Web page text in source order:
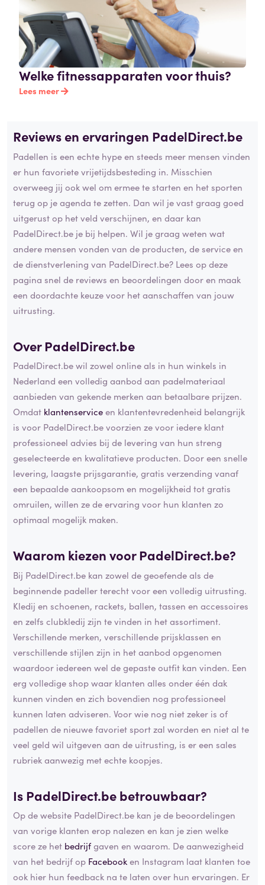
Welke fitnessapparaten voor thuis?
Lees meer
Reviews en ervaringen PadelDirect.be
Padellen is een echte hype en steeds meer mensen vinden
er hun favoriete vrijetijdsbesteding in. Misschien
overweeg jij ook wel om ermee te starten en het sporten
terug op je agenda te zetten. Dan wil je vast graag goed
uitgerust op het veld verschijnen, en daar kan
PadelDirect.be je bij helpen. Wil je graag weten wat
andere mensen vonden van de producten, de service en
de dienstverlening van PadelDirect.be? Lees op deze
pagina snel de reviews en beoordelingen door en maak
een doordachte keuze voor het aanschaffen van jouw
uitrusting.
Over PadelDirect.be
PadelDirect.be wil zowel online als in hun winkels in
Nederland een volledig aanbod aan padelmateriaal
aanbieden van gekende merken aan betaalbare prijzen.
Omdat klantenserviceen klantentevredenheid belangrijk
is voor PadelDirect.be voorzien ze voor iedere klant
professioneel advies bij de levering van hun streng
geselecteerde en kwalitatieve producten. Door een snelle
levering, laagste prijsgarantie, gratis verzending vanaf
een bepaalde aankoopsom en mogelijkheid tot gratis
omruilen, willen ze de ervaring voor hun klanten zo
optimaal mogelijk maken.
Waarom kiezen voor PadelDirect.be?
Bij PadelDirect.be kan zowel de geoefende als de
beginnende padeller terecht voor een volledig uitrusting.
Kledij en schoenen, rackets, ballen, tassen en accessoires
en zelfs clubkledij zijn te vinden in het assortiment.
Verschillende merken, verschillende prijsklassen en
verschillende stijlen zijn in het aanbod opgenomen
waardoor iedereen wel de gepaste outfit kan vinden. Een
erg volledige shop waar klanten alles onder één dak
kunnen vinden en zich bovendien nog professioneel
kunnen laten adviseren. Voor wie nog niet zeker is of
padellen de nieuwe favoriet sport zal worden en niet al te
veel geld wil uitgeven aan de uitrusting, is er een sales
rubriek aanwezig met echte koopjes.
Is PadelDirect.be betrouwbaar?
Op de website PadelDirect.be kan je de beoordelingen
van vorige klanten erop nalezen en kan je zien welke
score ze het bedrijfgaven en waarom. De aanwezigheid
van het bedrijf op Facebooken Instagram laat klanten toe
ook hier hun feedback na te laten over hun ervaringen. Er